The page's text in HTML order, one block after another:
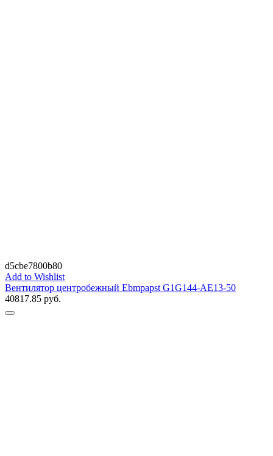
d5cbe7800b80
Add to Wishlist
Вентилятор центробежный Ebmpapst G1G144-AE13-50
40817.85 руб.